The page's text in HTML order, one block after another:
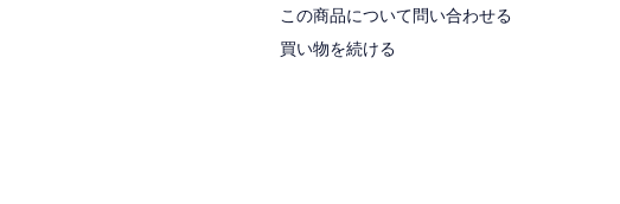
この商品について問い合わせる
買い物を続ける